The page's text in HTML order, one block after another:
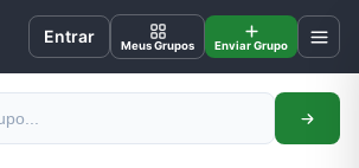
Entrar Meus Grupos Enviar Grupo